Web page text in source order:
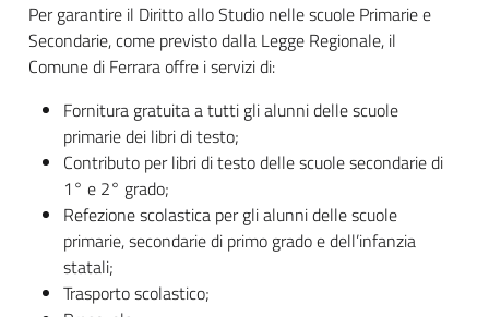
Per garantire il Diritto allo Studio nelle scuole Primarie e
Secondarie, come previsto dalla Legge Regionale, il
Comune di Ferrara offre i servizi di:
Fornitura gratuita a tutti gli alunni delle scuole
primarie dei libri di testo;
Contributo per libri di testo delle scuole secondarie di
1° e 2° grado;
Refezione scolastica per gli alunni delle scuole
primarie, secondarie di primo grado e dell’infanzia
statali;
Trasporto scolastico;